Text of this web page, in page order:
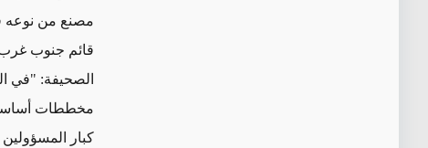
مصنع من نوعه
قائم جنوب غرب
الصحيفة: "في
مخططات
كبار